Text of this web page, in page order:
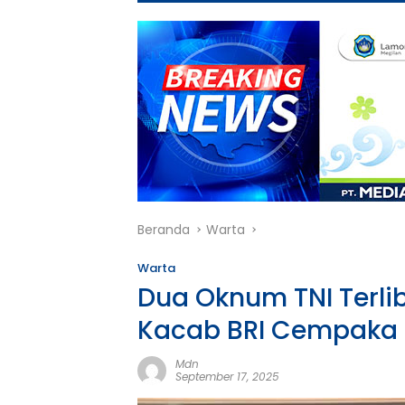
Beranda Warta
Warta
Dua Oknum TNI
Kacab BRI Cempaka
Mdn
September 17, 2025